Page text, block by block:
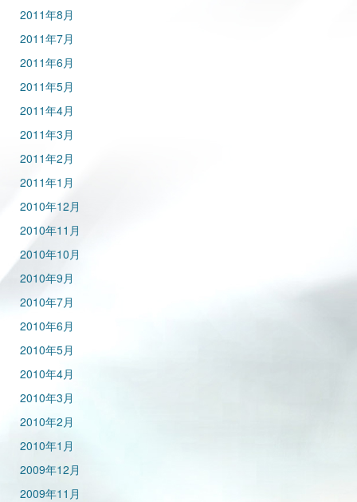
2011年8月
2011年7月
2011年6月
2011年5月
2011年4月
2011年3月
2011年2月
2011年1月
2010年12月
2010年11月
2010年10月
2010年9月
2010年7月
2010年6月
2010年5月
2010年4月
2010年3月
2010年2月
2010年1月
2009年12月
2009年11月